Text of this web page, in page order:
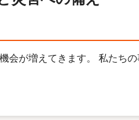
会が増えてきます。 私たち